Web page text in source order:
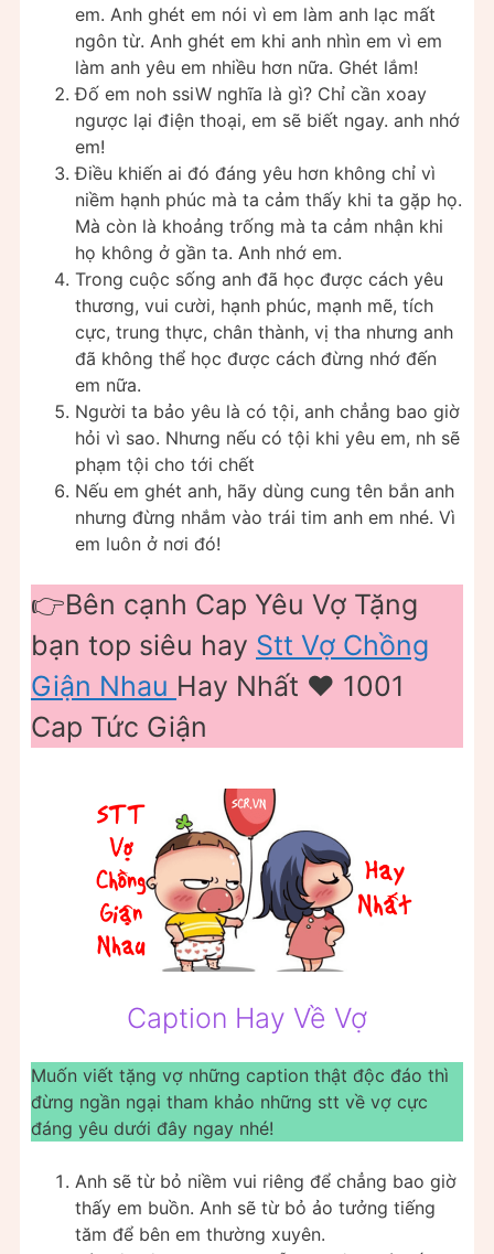
em. Anh ghét em nói vì em làm anh lạc mất
ngôn từ. Anh ghét em khi anh nhìn em vì em
làm anh yêu em nhiều hơn nữa. Ghét lắm!
Đố em noh ssiW nghĩa là gì? Chỉ cần xoay
ngược lại điện thoại, em sẽ biết ngay. anh nhớ
em!
Điều khiến ai đó đáng yêu hơn không chỉ vì
niềm hạnh phúc mà ta cảm thấy khi ta gặp họ.
Mà còn là khoảng trống mà ta cảm nhận khi
họ không ở gần ta. Anh nhớ em.
Trong cuộc sống anh đã học được cách yêu
thương, vui cười, hạnh phúc, mạnh mẽ, tích
cực, trung thực, chân thành, vị tha nhưng anh
đã không thể học được cách đừng nhớ đến
em nữa.
Người ta bảo yêu là có tội, anh chẳng bao giờ
hỏi vì sao. Nhưng nếu có tội khi yêu em, nh sẽ
phạm tội cho tới chết
Nếu em ghét anh, hãy dùng cung tên bắn anh
nhưng đừng nhắm vào trái tim anh em nhé. Vì
em luôn ở nơi đó!
👉Bên cạnh Cap Yêu Vợ Tặng
bạn top siêu hay Stt Vợ Chồng
Giận Nhau Hay Nhất ❤️️ 1001
Cap Tức Giận
Caption Hay Về Vợ
Muốn viết tặng vợ những caption thật độc đáo thì
đừng ngần ngại tham khảo những stt về vợ cực
đáng yêu dưới đây ngay nhé!
Anh sẽ từ bỏ niềm vui riêng để chẳng bao giờ
thấy em buồn. Anh sẽ từ bỏ ảo tưởng tiếng
tăm để bên em thường xuyên.